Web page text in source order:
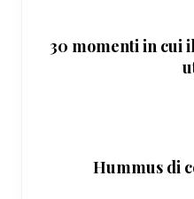
30 momenti in cui
Hummus di